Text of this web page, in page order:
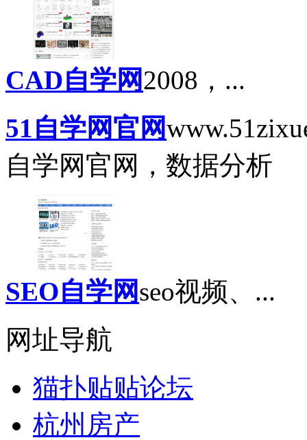
CAD自学网2008，...
51自学网官网
自学网官网，数据分析
SEO自学网seo视频、...
网址导航
猫扑贴贴论坛
杭州房产